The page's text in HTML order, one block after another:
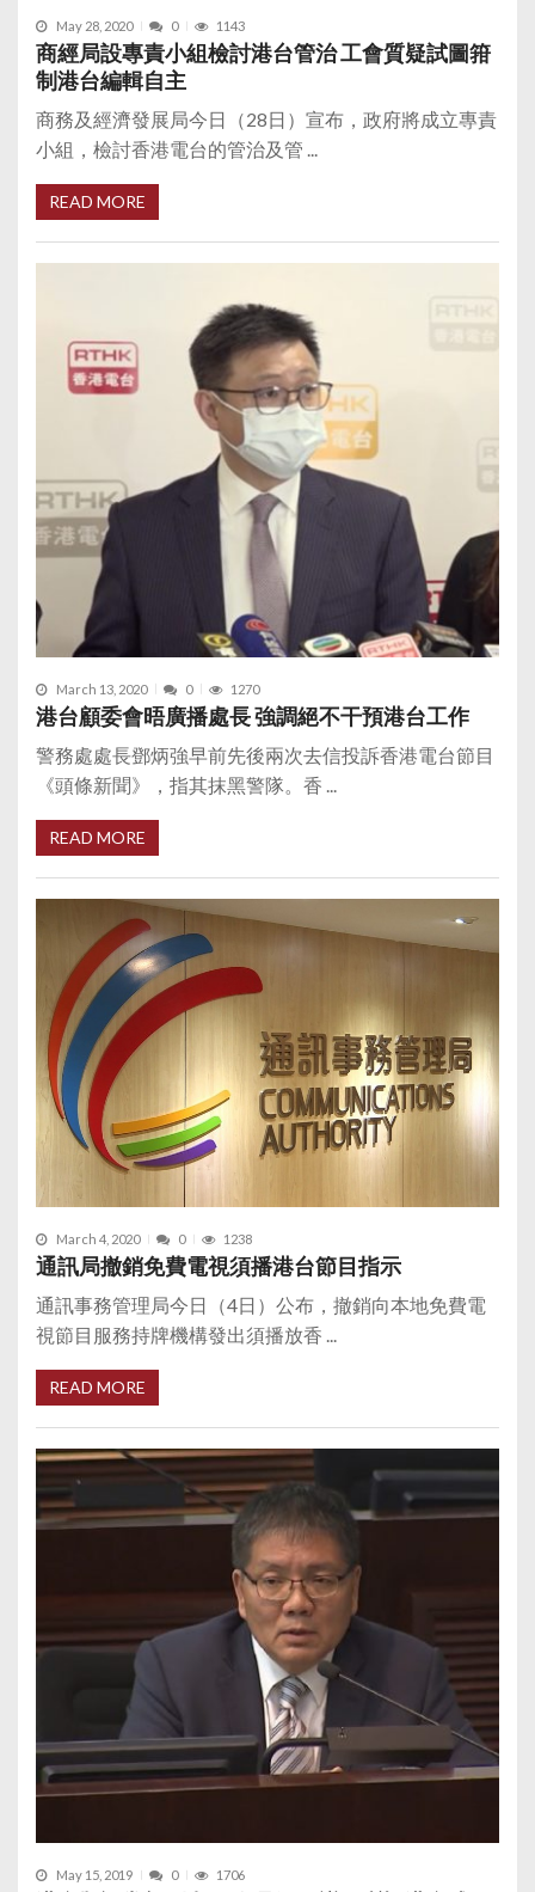
May 28, 2020 0 1143
商經局設專責小組檢討港台管治 工會質疑試圖箝
制港台編輯自主
商務及經濟發展局今日（28日）宣布，政府將成立專責
小組，檢討香港電台的管治及管 ...
READ MORE
March 13, 2020 0 1270
港台顧委會晤廣播處長 強調絕不干預港台工作
警務處處長鄧炳強早前先後兩次去信投訴香港電台節目
《頭條新聞》，指其抹黑警隊。香 ...
READ MORE
March 4, 2020 0 1238
通訊局撤銷免費電視須播港台節目指示
通訊事務管理局今日（4日）公布，撤銷向本地免費電
視節目服務持牌機構發出須播放香 ...
READ MORE
May 15, 2019 0 1706